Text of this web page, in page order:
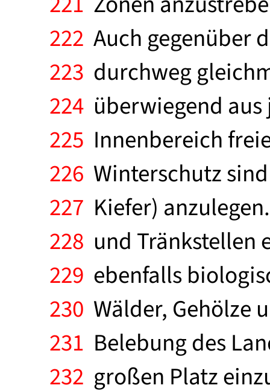
222 Auch gegenüber
223 durchweg
224 überwiegend
225 Innenbereich
226 Winterschutz
227 Kiefer)
228 und Tränkstellen
229 ebenfalls
230 Wälder, Gehölze
231 Belebung des
232 großen Platz